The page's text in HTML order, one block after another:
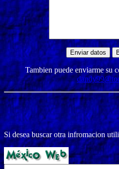
Tambien puede enviarme su
Si desea buscar otra infromacion